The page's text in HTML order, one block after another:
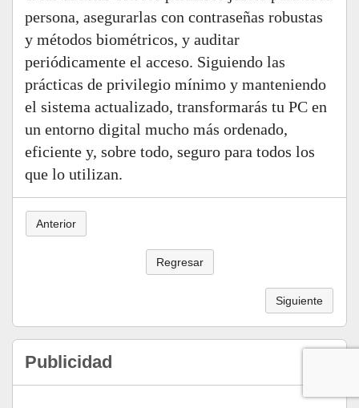
persona, asegurarlas con contraseñas robustas
y métodos biométricos, y auditar
periódicamente el acceso. Siguiendo las
prácticas de privilegio mínimo y manteniendo
el sistema actualizado, transformarás tu PC en
un entorno digital mucho más ordenado,
eficiente y, sobre todo, seguro para todos los
que lo utilizan.
Anterior
Regresar
Siguiente
Publicidad